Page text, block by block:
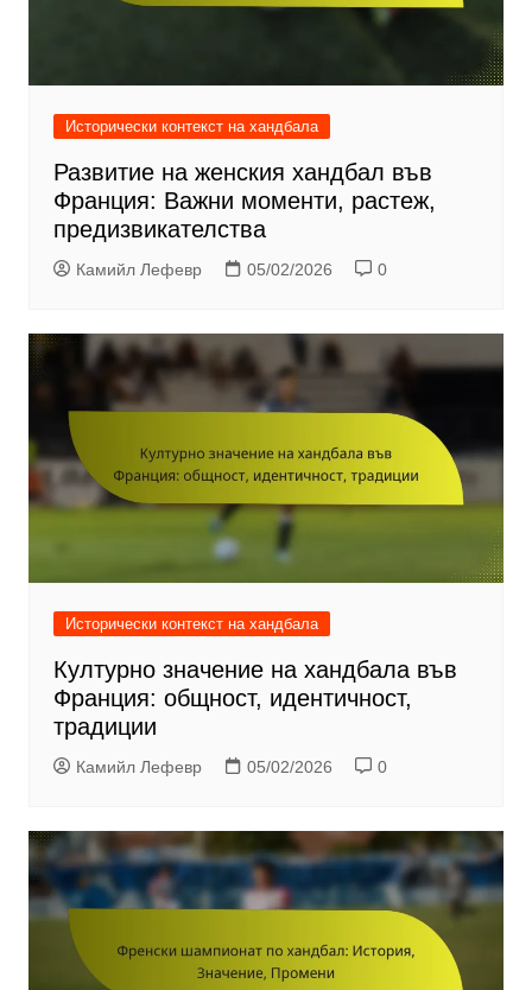
Исторически контекст на хандбала
Развитие на женския хандбал във
Франция: Важни моменти, растеж,
предизвикателства
Камийл Лефевр 05/02/2026 0
Исторически контекст на хандбала
Културно значение на хандбала във
Франция: общност, идентичност,
традиции
Камийл Лефевр 05/02/2026 0